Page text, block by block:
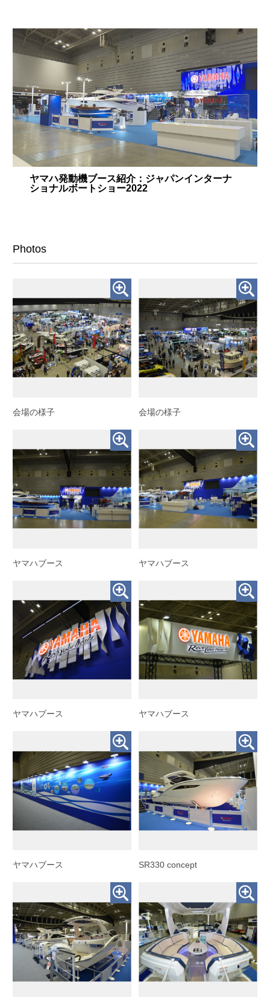
ヤマハ発動機ブース紹介：ジャパンインターナ
ショナルボートショー2022
Photos
会場の様子 会場の様子
ヤマハブース ヤマハブース
ヤマハブース ヤマハブース
ヤマハブース SR330 concept